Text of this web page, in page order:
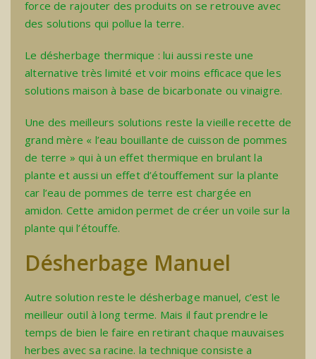
force de rajouter des produits on se retrouve avec
des solutions qui pollue la terre.
Le désherbage thermique : lui aussi reste une
alternative très limité et voir moins efficace que les
solutions maison à base de bicarbonate ou vinaigre.
Une des meilleurs solutions reste la vieille recette de
grand mère « l’eau bouillante de cuisson de pommes
de terre » qui à un effet thermique en brulant la
plante et aussi un effet d’étouffement sur la plante
car l’eau de pommes de terre est chargée en
amidon. Cette amidon permet de créer un voile sur la
plante qui l’étouffe.
Désherbage Manuel
Autre solution reste le désherbage manuel, c’est le
meilleur outil à long terme. Mais il faut prendre le
temps de bien le faire en retirant chaque mauvaises
herbes avec sa racine. la technique consiste a